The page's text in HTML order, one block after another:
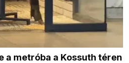
a metróba a Kossuth téren